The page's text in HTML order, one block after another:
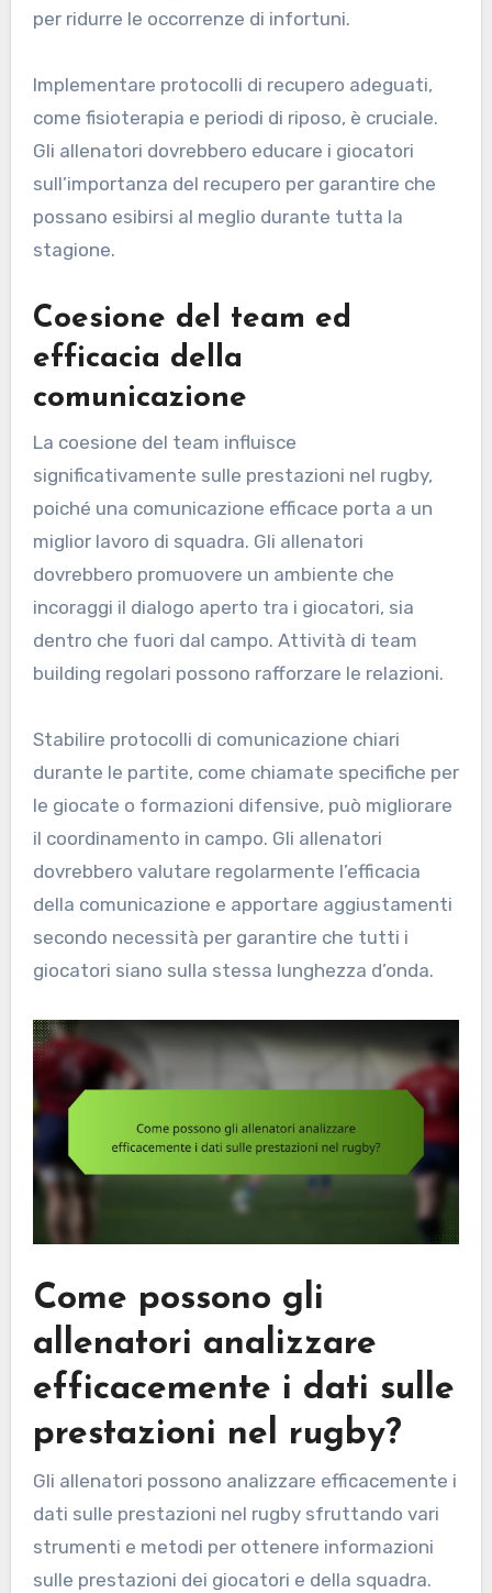
per ridurre le occorrenze di infortuni.
Implementare protocolli di recupero adeguati,
come fisioterapia e periodi di riposo, è cruciale.
Gli allenatori dovrebbero educare i giocatori
sull’importanza del recupero per garantire che
possano esibirsi al meglio durante tutta la
stagione.
Coesione del team ed
efficacia della
comunicazione
La coesione del team influisce
significativamente sulle prestazioni nel rugby,
poiché una comunicazione efficace porta a un
miglior lavoro di squadra. Gli allenatori
dovrebbero promuovere un ambiente che
incoraggi il dialogo aperto tra i giocatori, sia
dentro che fuori dal campo. Attività di team
building regolari possono rafforzare le relazioni.
Stabilire protocolli di comunicazione chiari
durante le partite, come chiamate specifiche per
le giocate o formazioni difensive, può migliorare
il coordinamento in campo. Gli allenatori
dovrebbero valutare regolarmente l’efficacia
della comunicazione e apportare aggiustamenti
secondo necessità per garantire che tutti i
giocatori siano sulla stessa lunghezza d’onda.
Come possono gli
allenatori analizzare
efficacemente i dati sulle
prestazioni nel rugby?
Gli allenatori possono analizzare efficacemente i
dati sulle prestazioni nel rugby sfruttando vari
strumenti e metodi per ottenere informazioni
sulle prestazioni dei giocatori e della squadra.